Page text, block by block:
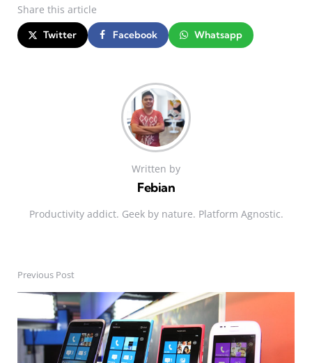
Share this article
Twitter Facebook Whatsapp
Written by
Febian
Productivity addict. Geek by nature. Platform Agnostic.
Post
navigation
Previous Post